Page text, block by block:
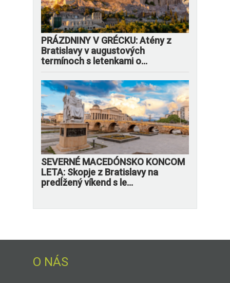
PRÁZDNINY V GRÉCKU: Atény z
Bratislavy v augustových
termínoch s letenkami o...
SEVERNÉ MACEDÓNSKO KONCOM
LETA: Skopje z Bratislavy na
predĺžený víkend s le...
O NÁS